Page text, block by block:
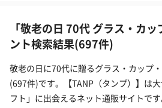
「敬老の日 70代 グラス・カ
ント検索結果(697件)
敬老の日に70代に贈るグラス・カップ
(697件)です。【TANP（タンプ）】は
フト」に出会えるネット通販サイトで